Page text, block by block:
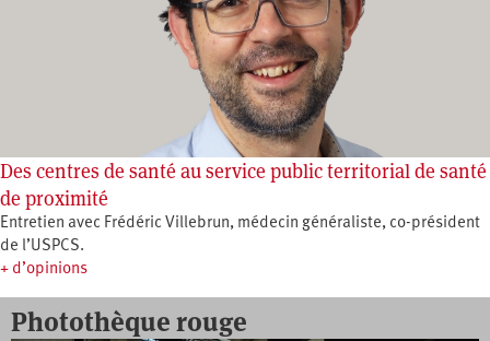
Des centres de santé au service public territorial de santé
de proximité
Entretien avec Frédéric Villebrun, médecin généraliste, co-président
de l’USPCS.
+ d’opinions
Photothèque rouge